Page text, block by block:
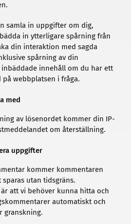
samla in uppgifter om dig,
in ytterligare spårning från
din interaktion med sagda
spårning av din
innehåll om du har ett
webbplatsen i fråga.
med
av lösenordet kommer din IP-
om återställning.
uppgifter
kommer kommentaren
utan tidsgräns.
att vi behöver kunna hitta och
automatiskt och
granskning.